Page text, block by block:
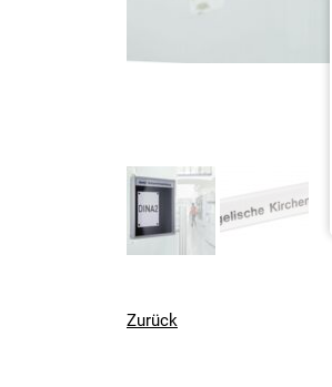
Zurück